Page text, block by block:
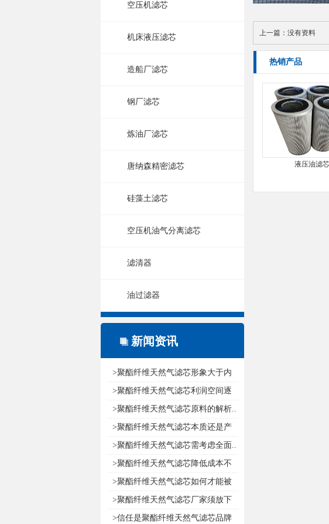
空压机滤芯
机床液压滤芯
造船厂滤芯
钢厂滤芯
炼油厂滤芯
唐纳森精密滤芯
硅藻土滤芯
空压机油气分离滤芯
滤清器
油过滤器
新闻资讯
>聚酯纤维天然气滤芯形象大于内
涵..
>聚酯纤维天然气滤芯利润空间逐
渐减..
>聚酯纤维天然气滤芯原料的解析..
>聚酯纤维天然气滤芯本质还是产
品..
>聚酯纤维天然气滤芯需考虑全面..
>聚酯纤维天然气滤芯降低成本不
如创..
>聚酯纤维天然气滤芯如何才能被
消费..
>聚酯纤维天然气滤芯厂家须放下
尊严..
>信任是聚酯纤维天然气滤芯品牌
上一篇： 没有资料
热销产品
液压油滤芯